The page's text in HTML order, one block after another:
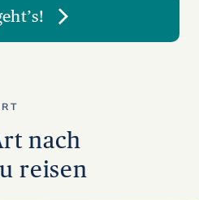
nach
reisen